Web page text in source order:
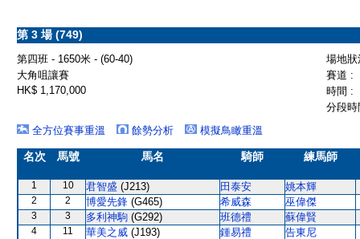
第 3 場 (749)
第四班 - 1650米 - (60-40)
場地
大角咀讓賽
賽道 :
HK$ 1,170,000
時間 :
分段
全方位賽事重溫
餘勢分析 模擬鳥瞰重溫
名次 馬號 馬名 騎師 練馬師
1 10 君智盛 (J213) 田泰安 姚本輝
2 2 博愛先鋒 (G465) 希威森 巫偉傑
3 3 多利神駒 (G292) 班德禮 蘇偉賢
4 11 華美之威 (J193) 鍾易禮 告東尼